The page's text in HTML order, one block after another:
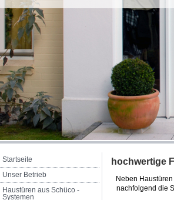
Startseite
Unser Betrieb
Haustüren aus Schüco -
Systemen
hochwertige
Neben
nachfolgend die